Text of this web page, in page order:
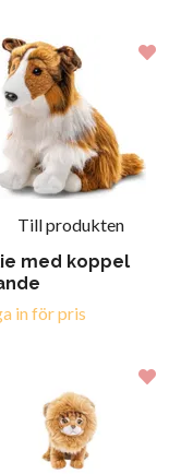
Till produkten
med koppel
in för pris